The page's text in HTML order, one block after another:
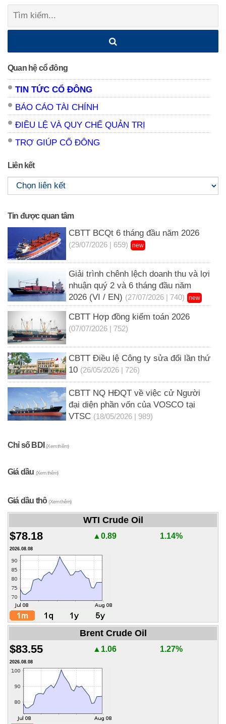
Tìm
Quan hệ cổ đông
TIN TỨC CỔ ĐÔNG
BÁO CÁO TÀI CHÍNH
ĐIỀU LỆ VÀ QUY CHẾ QUẢN TRỊ
TRỢ GIÚP CỔ ĐÔNG
Liên kết
Tin được quan tâm
CBTT BCQt 6 tháng đầu năm 2026
(29/07/2026 | 659) new
Giải trình chênh lệch doanh thu và lợi
nhuận quý 2 và 6 tháng đầu năm
2026 (VI / EN) (27/07/2026 | 740) new
CBTT Hợp đồng kiểm toán 2026
(07/07/2026 | 752)
CBTT Điều lệ Công ty sửa đổi lần thứ
10 (26/05/2026 | 726)
CBTT NQ HĐQT về việc cử Người
đại diện phần vốn của VOSCO tại
VTSC (18/05/2026 | 989)
Chỉ số BDI(Xem thêm)
Giá dầu (Xem thêm)
Giá dầu thô(Xem thêm)
WTI Crude Oil
$78.18 ▲0.89 1.14%
2026.08.08
Brent Crude Oil
$83.55 ▲1.06 1.27%
2026.08.08